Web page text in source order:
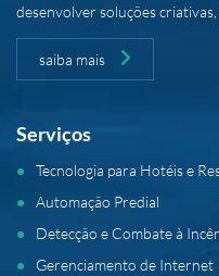
desenvolver soluções criativas,
saiba mais
Serviços
Tecnologia para Hotéis e
Automação Predial
Detecção e Combate à
Gerenciamento de Internet